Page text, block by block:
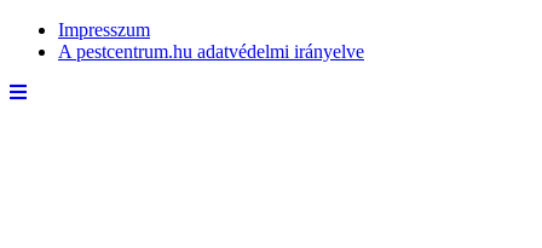
Impresszum
A pestcentrum.hu adatvédelmi irányelve